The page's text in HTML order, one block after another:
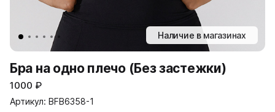
Наличие в магазинах
Бра на одно плечо (Без застежки)
1000 ₽
Артикул: BFB6358-1